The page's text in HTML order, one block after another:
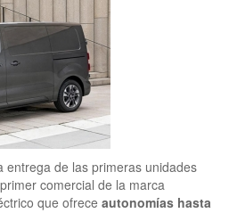
entrega de las primeras unidades
comercial de la marca
que ofrece autonomías hasta